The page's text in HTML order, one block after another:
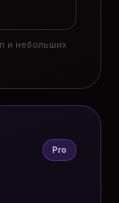
и небольших
Pro